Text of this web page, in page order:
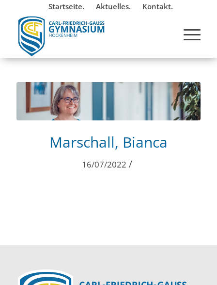
Startseite. Aktuelles. Kontakt.
Marschall, Bianca
16/07/2022 /